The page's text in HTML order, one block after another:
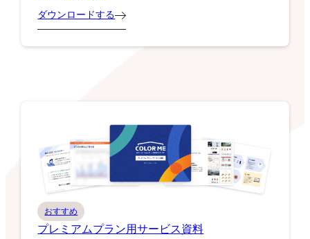
ダウンロードする
おすすめ
プレミアムプラン用サービス資料